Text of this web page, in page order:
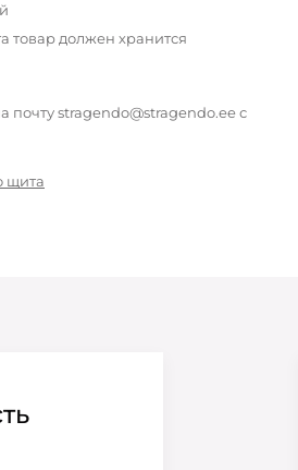
товар должен хранится
stragendo@stragendo.ee с
щита